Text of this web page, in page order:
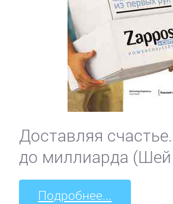
Доставляя
до миллиарда
Подробнее...